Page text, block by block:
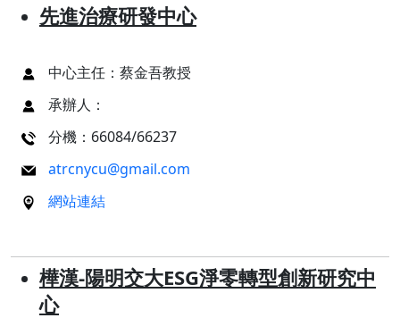
先進治療研發中心
中心主任：蔡金吾教授
承辦人：
分機：66084/66237
atrcnycu@gmail.com
網站連結
樺漢-陽明交大ESG淨零轉型創新研究中
心